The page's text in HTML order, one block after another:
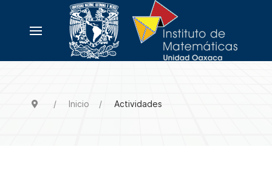
Inicio Actividades